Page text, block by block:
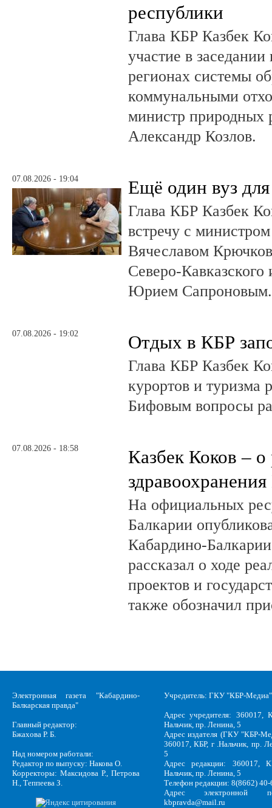
республики
Глава КБР Казбек
участие в
регионах системы
коммунальными
министр природных
Александр Козлов.
07.08.2026 - 19:04 Ещё один вуз
Глава КБР Казбек
встречу с
Вячеславом
Северо-
Юрием
07.08.2026 - 19:02 Отдых в КБР
Глава КБР Казбек
курортов и туризма
Бифовым вопросы
07.08.2026 - 18:58
Казбек Коков – о
На официальных
Балкарии
Кабардино-
рассказал о ходе
проектов и
также обозначил
Электронная газета "Кабардино-
Балкарская правда"
Главный редактор:
Бжахова Р. Б.
Над номером работали:
Редактор по выпуску: Накова О.
Корректоры: Максидова Р., Петрова
Н., Теппеева З.
Учредитель: ГКУ "КБР-Медиа"
Адрес учредителя: 360017,
Нальчик, пр. Ленина, 5
Адрес издателя (ГКУ "КБР-
360017, КБР, г .Нальчик, пр.
5
Адрес редакции: 360017,
Нальчик, пр. Ленина, 5
Телефон редакции: 8(8662)
Адрес электронной
kbpravda@mail.ru